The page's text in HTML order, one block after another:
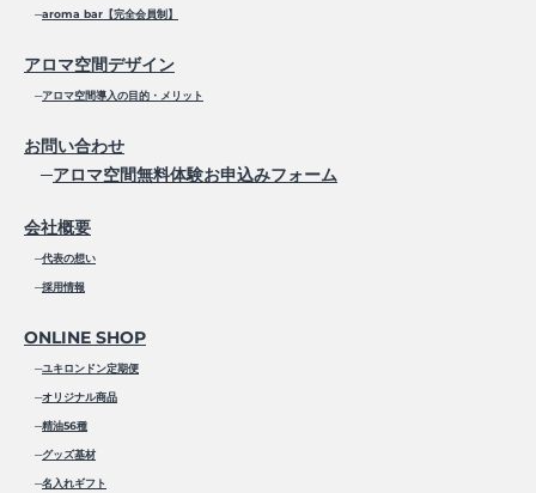
─aroma bar【完全会員制】
アロマ空間デザイン
─アロマ空間導入の目的・メリット
お問い合わせ
─アロマ空間無料体験お申込みフォーム
会社概要
─代表の想い
─採用情報
ONLINE SHOP
─ユキロンドン定期便
─オリジナル商品
─精油56種
─グッズ基材
─名入れギフト